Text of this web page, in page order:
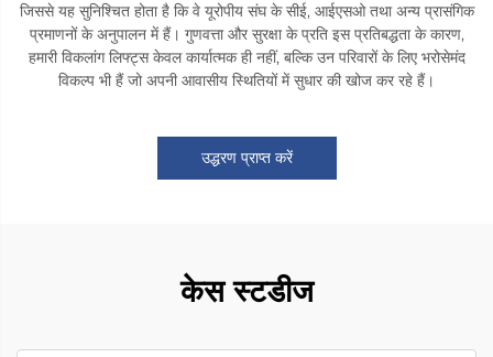
जिससे यह सुनिश्चित होता है कि वे यूरोपीय संघ के सीई, आईएसओ तथा अन्य प्रासंगिक
प्रमाणनों के अनुपालन में हैं। गुणवत्ता और सुरक्षा के प्रति इस प्रतिबद्धता के कारण,
हमारी विकलांग लिफ्ट्स केवल कार्यात्मक ही नहीं, बल्कि उन परिवारों के लिए भरोसेमंद
विकल्प भी हैं जो अपनी आवासीय स्थितियों में सुधार की खोज कर रहे हैं।
उद्धरण प्राप्त करें
केस स्टडीज